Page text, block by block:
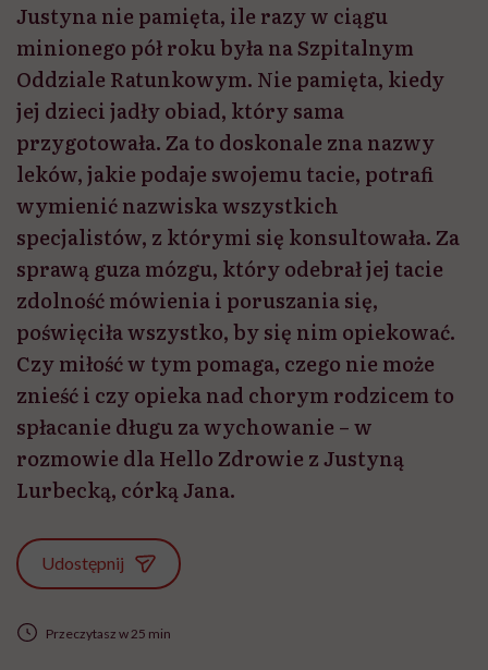
Justyna nie pamięta, ile razy w ciągu
minionego pół roku była na Szpitalnym
Oddziale Ratunkowym. Nie pamięta, kiedy
jej dzieci jadły obiad, który sama
przygotowała. Za to doskonale zna nazwy
leków, jakie podaje swojemu tacie, potrafi
wymienić nazwiska wszystkich
specjalistów, z którymi się konsultowała. Za
sprawą guza mózgu, który odebrał jej tacie
zdolność mówienia i poruszania się,
poświęciła wszystko, by się nim opiekować.
Czy miłość w tym pomaga, czego nie może
znieść i czy opieka nad chorym rodzicem to
spłacanie długu za wychowanie – w
rozmowie dla Hello Zdrowie z Justyną
Lurbecką, córką Jana.
Udostępnij
Przeczytasz w 25 min